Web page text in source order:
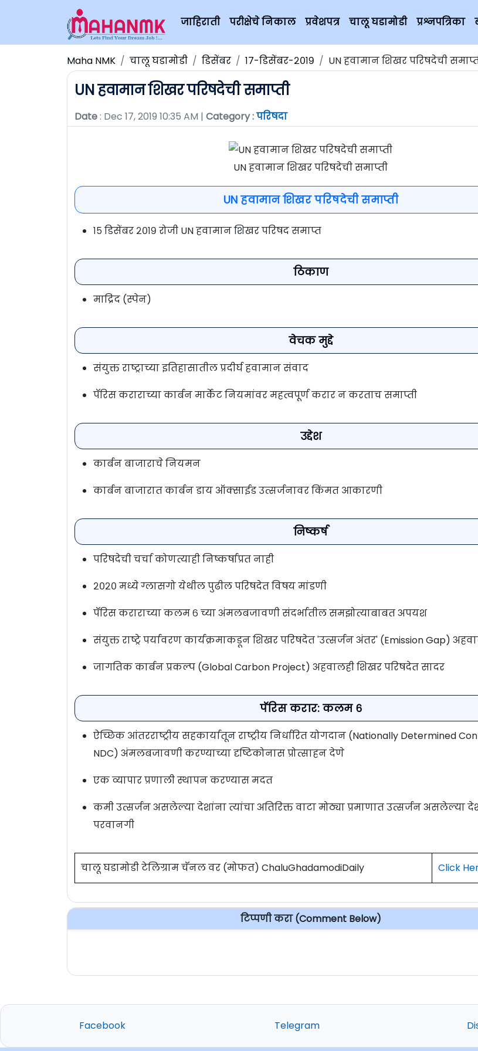
जाहिराती परीक्षेचे निकाल प्रवेशपत्र चालू घडामोडी प्रश्नपत्रिका
Maha NMK चालू घडामोडी डिसेंबर १७-डिसेंबर-२०१९ UN हवामान शिखर परिषदेची
UN हवामान शिखर परिषदेची समाप्ती
Date: Dec 17, 2019 10:35 AM | Category :परिषदा
UN हवामान शिखर परिषदेची समाप्ती
UN हवामान शिखर परिषदेची समाप्ती
१५ डिसेंबर २०१९ रोजी UN हवामान शिखर परिषद समाप्त
ठिकाण
माद्रिद (स्पेन)
वेचक मुद्दे
संयुक्त राष्ट्राच्या इतिहासातील प्रदीर्घ हवामान संवाद
पॅरिस कराराच्या कार्बन मार्केट नियमांवर महत्वपूर्ण करार न करताच समाप्ती
उद्देश
कार्बन बाजाराचे नियमन
कार्बन बाजारात कार्बन डाय ऑक्साईड उत्सर्जनावर किंमत आकारणी
निष्कर्ष
परिषदेची चर्चा कोणत्याही निष्कर्षाप्रत नाही
२०२० मध्ये ग्लासगो येथील पुढील परिषदेत विषय मांडणी
पॅरिस कराराच्या कलम ६ च्या अंमलबजावणी संदर्भातील समझोत्याबाबत अपयश
संयुक्त राष्ट्रे पर्यावरण कार्यक्रमाकडून शिखर परिषदेत 'उत्सर्जन अंतर' (Emission Gap)
जागतिक कार्बन प्रकल्प (Global Carbon Project) अहवालही शिखर परिषदेत सादर
पॅरिस करार: कलम ६
ऐच्छिक आंतरराष्ट्रीय सहकार्यातून राष्ट्रीय निर्धारित योगदान (Nationally Determined
NDC) अंमलबजावणी करण्याच्या दृष्टिकोनास प्रोत्साहन देणे
एक व्यापार प्रणाली स्थापन करण्यास मदत
कमी उत्सर्जन असलेल्या देशांना त्यांचा अतिरिक्त वाटा मोठ्या प्रमाणात उत्सर्जन असलेल्या
परवानगी
चालू घडामोडी टेलिग्राम चॅनल वर (मोफत) ChaluGhadamodiDaily Click
टिप्पणी करा (Comment Below)
Facebook Telegram